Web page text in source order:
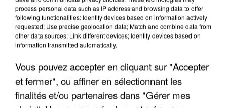
LES DONNÉES DE 300 000 CLIENTS DÉROBÉES À
INTERMARCHÉ APRÈS UNE...
process personal data such as IP address and browsing data to offer
following functionalities: Identify devices based on information actively
requested; Use precise geolocation data; Match and combine data from
other data sources; Link different devices; Identify devices based on
information transmitted automatically.
Vous pouvez accepter en cliquant sur "Accepter
et fermer", ou affiner en sélectionnant les
finalités et/ou partenaires dans "Gérer mes